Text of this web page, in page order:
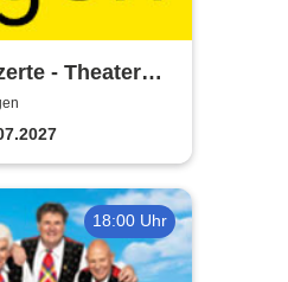
- Theater
18:00 Uhr